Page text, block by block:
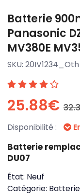
Batterie
Panasonic
MV380E
SKU: 20IV1234_Oth
25.88€
Disponibilité :
Batterie
DU07
État: Neuf
Catégorie: